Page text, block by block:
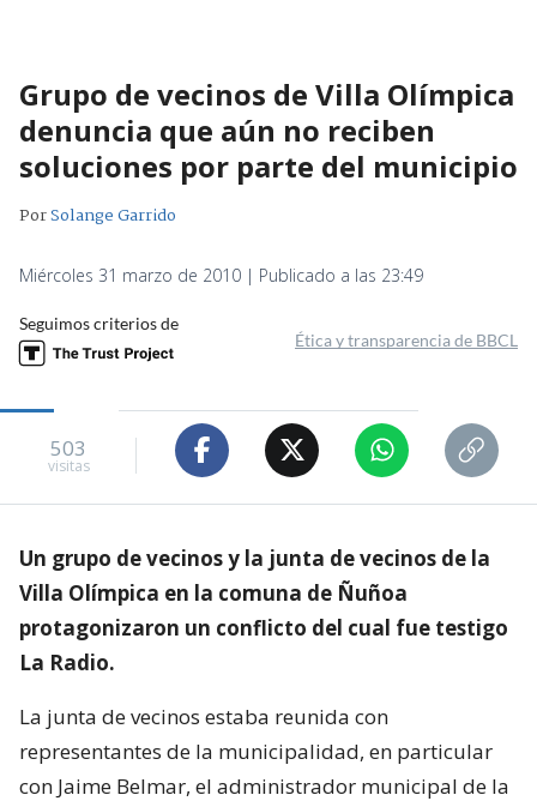
Grupo de vecinos de Villa Olímpica
denuncia que aún no reciben
soluciones por parte del municipio
PorSolange Garrido
Miércoles 31 marzo de 2010 | Publicado a las 23:49
Seguimos criterios de
Ética y transparencia de BBCL
503
visitas
Un grupo de vecinos y la junta de vecinos de la
Villa Olímpica en la comuna de Ñuñoa
protagonizaron un conflicto del cual fue testigo
La Radio.
La junta de vecinos estaba reunida con
representantes de la municipalidad, en particular
con Jaime Belmar, el administrador municipal de la